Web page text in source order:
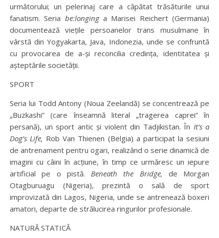
următorului; un pelerinaj care a căpătat trăsăturile unui
fanatism. Seria be:longinga Marisei Reichert (Germania)
documentează viețile persoanelor trans musulmane în
vârstă din Yogyakarta, Java, Indonezia, unde se confruntă
cu provocarea de a-și reconcilia credința, identitatea și
așteptările societății.
SPORT
Seria lui Todd Antony (Noua Zeelandă) se concentrează pe
„Buzkashi” (care înseamnă literal „tragerea caprei” în
persană), un sport antic și violent din Tadjikistan. În It’s a
Dog’s Life, Rob Van Thienen (Belgia) a participat la sesiuni
de antrenament pentru ogari, realizând o serie dinamică de
imagini cu câini în acțiune, în timp ce urmăresc un iepure
artificial pe o pistă. Beneath the Bridge, de Morgan
Otagburuagu (Nigeria), prezintă o sală de sport
improvizată din Lagos, Nigeria, unde se antrenează boxeri
amatori, departe de strălucirea ringurilor profesionale.
NATURĂ STATICĂ